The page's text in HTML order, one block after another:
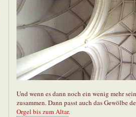
Und wenn es dann noch ein wenig mehr
zusammen. Dann passt auch das Gewölbe
Orgel bis zum Altar.